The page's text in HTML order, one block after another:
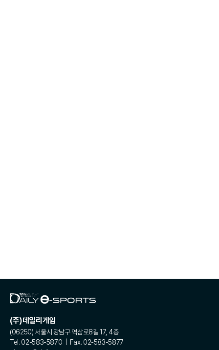
(주)데일리게임
(06250) 서울시 강남구 역삼로8길 17, 4층
Tel. 02-583-5870 | Fax. 02-583-5877